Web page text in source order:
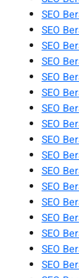
SEO
SEO
SEO
SEO
SEO
SEO
SEO
SEO
SEO
SEO
SEO
SEO
SEO
SEO
SEO
SEO
SEO